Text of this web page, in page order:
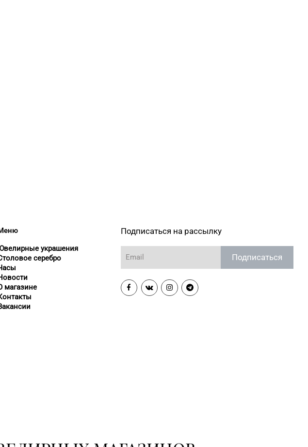
украшения
серебро
магазине
Подписаться на рассылку
Подписаться